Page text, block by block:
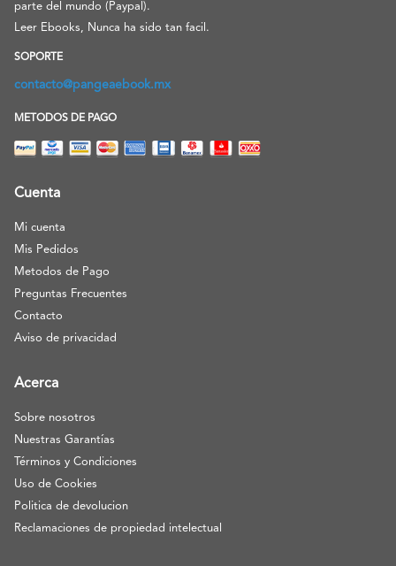
parte del mundo (Paypal).
Leer Ebooks, Nunca ha sido tan facil.
SOPORTE
contacto@pangeaebook.mx
METODOS DE PAGO
Cuenta
Mi cuenta
Mis Pedidos
Metodos de Pago
Preguntas Frecuentes
Contacto
Aviso de privacidad
Acerca
Sobre nosotros
Nuestras Garantías
Términos y Condiciones
Uso de Cookies
Politica de devolucion
Reclamaciones de propiedad intelectual